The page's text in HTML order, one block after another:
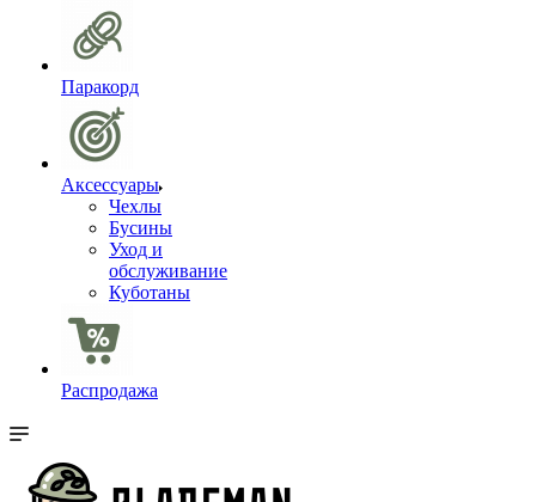
Паракорд
Аксессуары
Чехлы
Бусины
Уход и
обслуживание
Куботаны
Распродажа